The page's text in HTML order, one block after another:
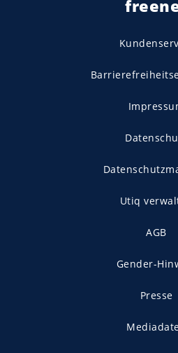
Utiq
AGB
Gender-
Presse